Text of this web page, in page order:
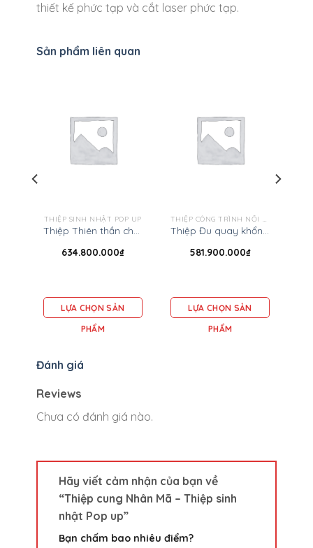
thiết kế phức tạp và cắt laser phức tạp.
Sản phẩm liên quan
THIỆP SINH NHẬT POP UP
634.800.000₫
LỰA CHỌN SẢN
PHẨM
581.900.000₫
LỰA CHỌN SẢN
PHẨM
Đánh giá
Reviews
Chưa có đánh giá nào.
Hãy viết cảm nhận của bạn về
“Thiệp cung Nhân Mã – Thiệp sinh
nhật Pop up”
Bạn chấm bao nhiêu điểm?